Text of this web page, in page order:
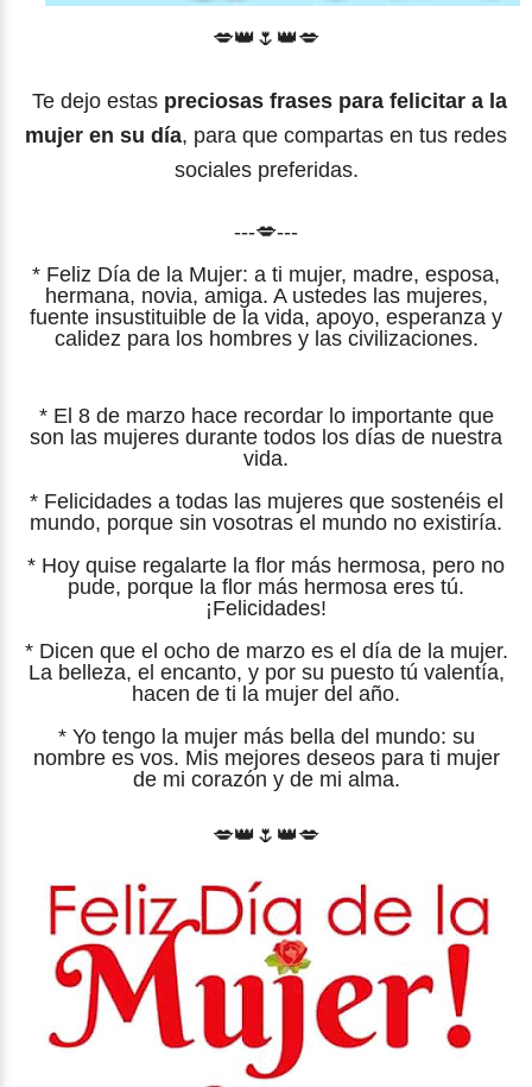
💋👑🌷👑💋
Te dejo estas preciosas frases para felicitar a la
mujer en su día, para que compartas en tus redes
sociales preferidas.
---💋---
* Feliz Día de la Mujer: a ti mujer, madre, esposa,
hermana, novia, amiga. A ustedes las mujeres,
fuente insustituible de la vida, apoyo, esperanza y
calidez para los hombres y las civilizaciones.
* El 8 de marzo hace recordar lo importante que
son las mujeres durante todos los días de nuestra
vida.
* Felicidades a todas las mujeres que sostenéis el
mundo, porque sin vosotras el mundo no existiría.
* Hoy quise regalarte la flor más hermosa, pero no
pude, porque la flor más hermosa eres tú.
¡Felicidades!
* Dicen que el ocho de marzo es el día de la mujer.
La belleza, el encanto, y por su puesto tú valentía,
hacen de ti la mujer del año.
* Yo tengo la mujer más bella del mundo: su
nombre es vos. Mis mejores deseos para ti mujer
de mi corazón y de mi alma.
💋👑🌷👑💋